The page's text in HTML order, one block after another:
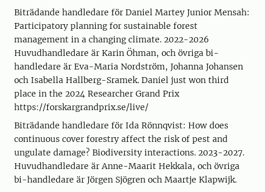
Biträdande handledare för Daniel Martey Junior Mensah:
Participatory planning for sustainable forest
management in a changing climate. 2022-2026
Huvudhandledare är Karin Öhman, och övriga bi-
handledare är Eva-Maria Nordström, Johanna Johansen
och Isabella Hallberg-Sramek. Daniel just won third
place in the 2024 Researcher Grand Prix
https://forskargrandprix.se/live/
Biträdande handledare för Ida Rönnqvist: How does
continuous cover forestry affect the risk of pest and
ungulate damage? Biodiversity interactions. 2023-2027.
Huvudhandledare är Anne-Maarit Hekkala, och övriga
bi-handledare är Jörgen Sjögren och Maartje Klapwijk.